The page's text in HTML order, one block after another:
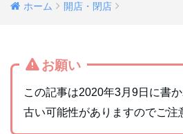
ホーム 開店・閉店
お願い
この記事は2020年3月9日に書
古い可能性がありますのでご注